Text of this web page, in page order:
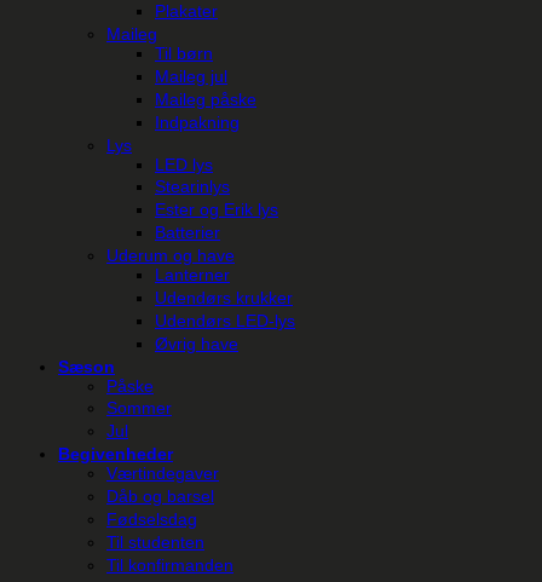
Plakater
Maileg
Til børn
Maileg jul
Maileg påske
Indpakning
Lys
LED lys
Stearinlys
Ester og Erik lys
Batterier
Uderum og have
Lanterner
Udendørs krukker
Udendørs LED-lys
Øvrig have
Sæson
Påske
Sommer
Jul
Begivenheder
Værtindegaver
Dåb og barsel
Fødselsdag
Til studenten
Til konfirmanden